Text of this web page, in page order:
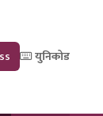
युनिकोड